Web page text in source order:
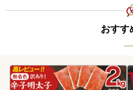
おすす